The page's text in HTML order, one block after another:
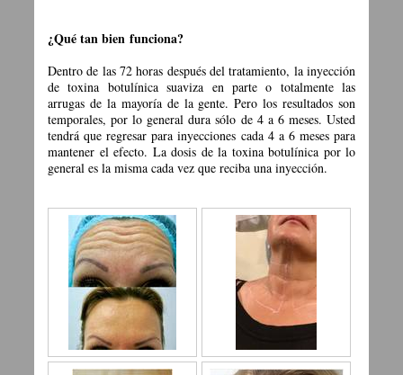
¿Qué tan bien funciona?
Dentro de las 72 horas después del tratamiento, la inyección
de toxina botulínica suaviza en parte o totalmente las
arrugas de la mayoría de la gente. Pero los resultados son
temporales, por lo general dura sólo de 4 a 6 meses. Usted
tendrá que regresar para inyecciones cada 4 a 6 meses para
mantener el efecto. La dosis de la toxina botulínica por lo
general es la misma cada vez que reciba una inyección.